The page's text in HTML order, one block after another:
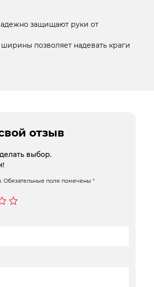
защищают руки от
позволяет надевать краги
отзыв
выбор.
Обязательные поля помечены *